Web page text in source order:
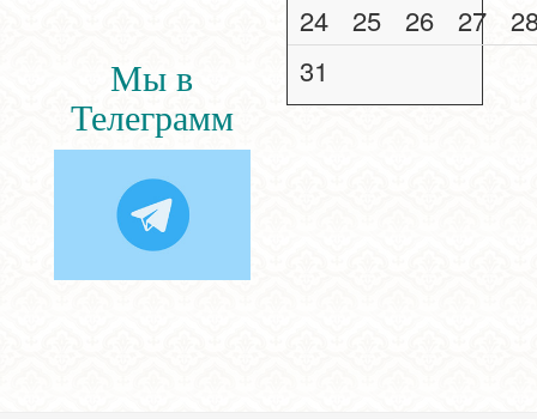
Мы в
Телеграмм
24
25 26 27
31